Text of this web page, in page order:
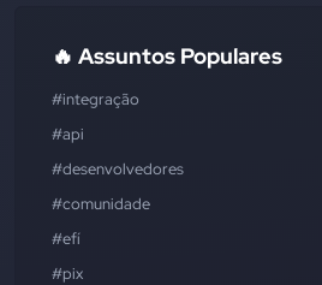
🔥 Assuntos Populares
#integração
#api
#desenvolvedores
#comunidade
#efí
#pix